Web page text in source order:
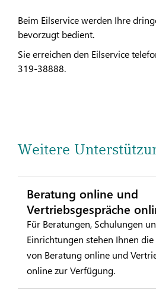
Beim Eilservice werden Ihre
bevorzugt bedient.
Sie erreichen den Eilservice
319-38888.
Weitere
Beratung online und
Vertriebsgespräche
Für Beratungen, Schulungen
Einrichtungen stehen Ihnen
von Beratung online und
online zur Verfügung.